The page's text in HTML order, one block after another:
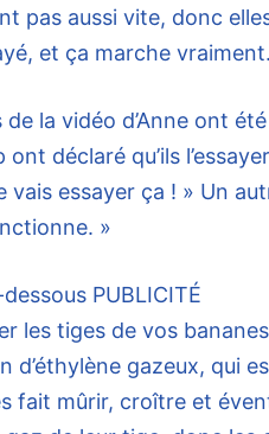
pas aussi vite, donc
et ça marche
la vidéo d’Anne ont
déclaré qu’ils
vais essayer ça ! » Un
»
PUBLICITÉ
les tiges de vos
d’éthylène gazeux, qui
fait mûrir, croître et